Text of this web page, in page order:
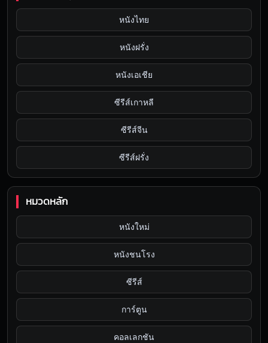
หนังไทย
หนังฝรั่ง
หนังเอเชีย
ซีรีส์เกาหลี
ซีรีส์จีน
ซีรีส์ฝรั่ง
หมวดหลัก
หนังใหม่
หนังชนโรง
ซีรีส์
การ์ตูน
คอลเลกชัน